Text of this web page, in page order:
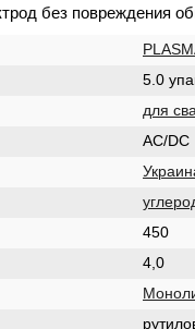
без повреждения
5.0
для
AC/DC
450
4,0